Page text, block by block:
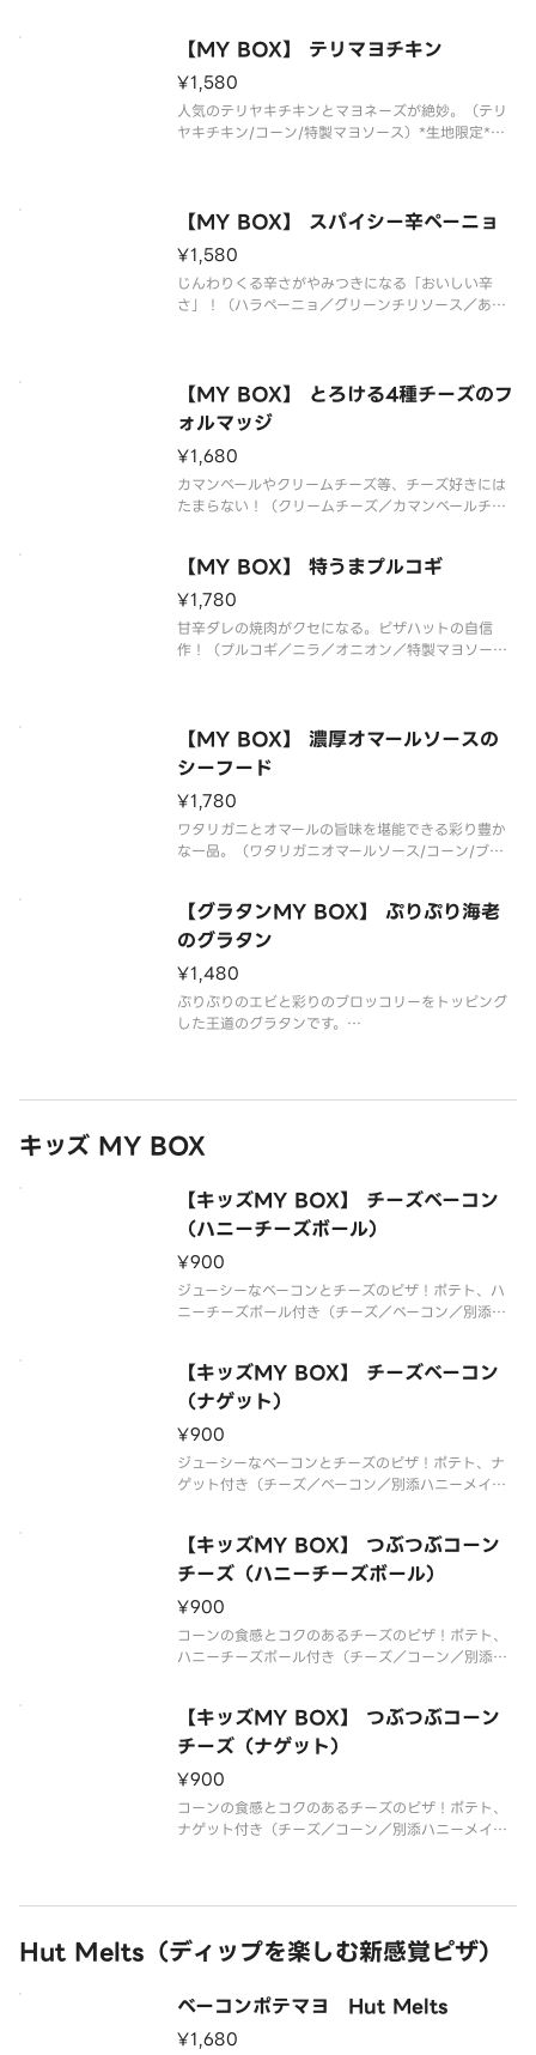
【MY BOX】 テリマヨチキン
¥1,580
人気のテリヤキチキンとマヨネーズが絶妙。（テリ
ヤキチキン/コーン/特製マヨソース）*生地限定*追
【MY BOX】 スパイシー辛ペーニョ
¥1,580
じんわりくる辛さがやみつきになる「おいしい辛
さ」！（ハラペーニョ／グリーンチリソース／あら
出来ません
【MY BOX】 とろける4種チーズのフ
ォルマッジ
¥1,680
カマンベールやクリームチーズ等、チーズ好きには
たまらない！（クリームチーズ／カマンベールチー
ル）*生地限定*追加トッピング・ハーフ＆ハーフは
出来ません
【MY BOX】 特うまプルコギ
¥1,780
甘辛ダレの焼肉がクセになる。ピザハットの自信
作！（プルコギ／ニラ／オニオン／特製マヨソー
【MY BOX】 濃厚オマールソースの
シーフード
¥1,780
ワタリガニとオマールの旨味を堪能できる彩り豊か
な一品。（ワタリガニオマールソース/コーン/ブロ
【グラタンMY BOX】 ぷりぷり海老
のグラタン
¥1,480
ぷりぷりのエビと彩りのブロッコリーをトッピング
した王道のグラタンです。
キッズ MY BOX
【キッズMY BOX】 チーズベーコン
（ハニーチーズボール）
¥900
ジューシーなベーコンとチーズのピザ！ポテト、ハ
ニーチーズボール付き（チーズ／ベーコン／別添ハ
【キッズMY BOX】 チーズベーコン
（ナゲット）
¥900
ジューシーなベーコンとチーズのピザ！ポテト、ナ
ゲット付き（チーズ／ベーコン／別添ハニーメイプ
【キッズMY BOX】 つぶつぶコーン
チーズ（ハニーチーズボール）
¥900
コーンの食感とコクのあるチーズのピザ！ポテト、
ハニーチーズボール付き（チーズ／コーン／別添ハ
【キッズMY BOX】 つぶつぶコーン
チーズ（ナゲット）
¥900
コーンの食感とコクのあるチーズのピザ！ポテト、
ナゲット付き（チーズ／コーン／別添ハニーメイプ
Hut Melts（ディップを楽しむ新感覚ピザ）
ベーコンポテマヨ Hut Melts
¥1,680